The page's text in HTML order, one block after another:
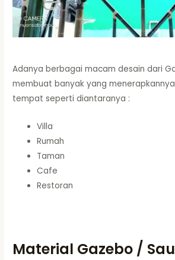
Adanya berbagai macam desain dari
membuat banyak yang
tempat seperti diantaranya :
Villa
Rumah
Taman
Cafe
Restoran
Material Gazebo /